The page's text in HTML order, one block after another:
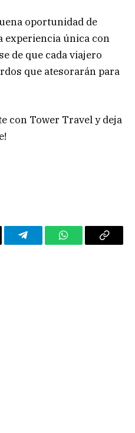
oportunidad de
experiencia única con
de que cada viajero
que atesorarán para
con Tower Travel y deja
TelegramWhatsAppCopy